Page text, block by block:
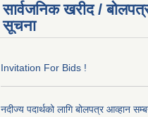
सार्वजनिक खरीद /
सूचना
Invitation For Bids !
नदीज्य पदार्थको लागि बोलपत्र आव्हान